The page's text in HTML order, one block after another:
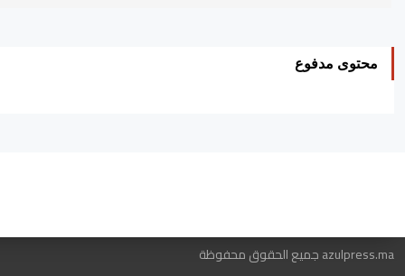
محتوى مدفوع
azulpress.ma جميع الحقوق محفوظة